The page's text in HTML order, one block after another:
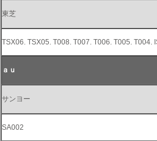
東芝
TSX06. TSX05. T008. T007. T006. T005. T004.
ａｕ
サンヨー
SA002